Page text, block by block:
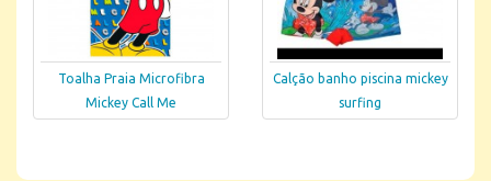
Toalha Praia Microfibra
Mickey Call Me
Calção banho piscina mickey
surfing